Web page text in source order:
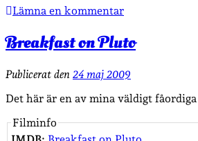
Lämna en kommentar
Breakfast on Pluto
Publicerat den 24 maj 2009
Det här är en av mina väldigt
Filminfo